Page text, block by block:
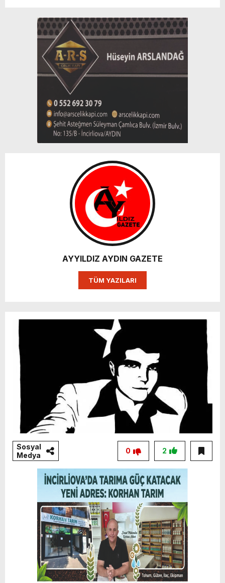
AYYILDIZ AYDIN GAZETE
TÜM YAZILARI
Sosyal
Medya
2
0